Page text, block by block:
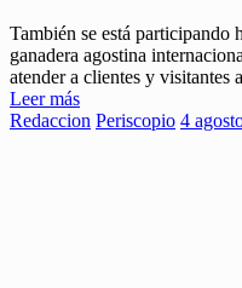
También se está participando
ganadera agostina
atender a clientes y visitantes
Leer más
Redaccion Periscopio 4